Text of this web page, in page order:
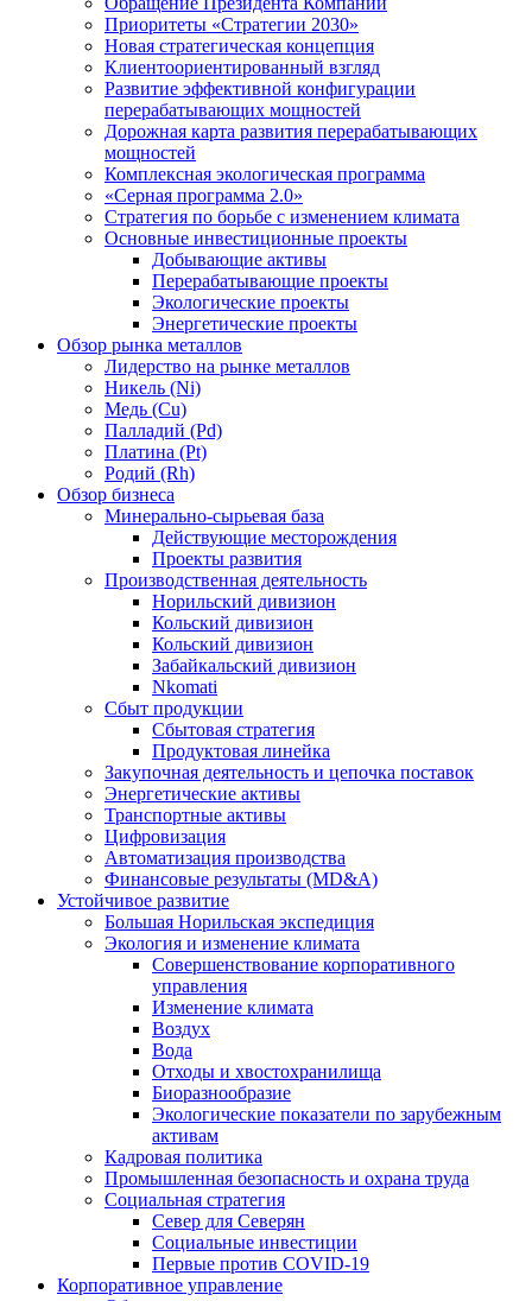
Приоритеты «Стратегии 2030»
Новая стратегическая концепция
Клиентоориентированный взгляд
Развитие эффективной конфигурации
перерабатывающих мощностей
Дорожная карта развития перерабатывающих
мощностей
Комплексная экологическая программа
«Серная программа 2.0»
Стратегия по борьбе с изменением климата
Основные инвестиционные проекты
Добывающие активы
Перерабатывающие проекты
Экологические проекты
Энергетические проекты
Обзор рынка металлов
Лидерство на рынке металлов
Никель (Ni)
Медь (Cu)
Палладий (Pd)
Платина (Pt)
Родий (Rh)
Обзор бизнеса
Минерально-сырьевая база
Действующие месторождения
Проекты развития
Производственная деятельность
Норильский дивизион
Кольский дивизион
Кольский дивизион
Забайкальский дивизион
Nkomati
Сбыт продукции
Сбытовая стратегия
Продуктовая линейка
Закупочная деятельность и цепочка поставок
Энергетические активы
Транспортные активы
Цифровизация
Автоматизация производства
Финансовые результаты (MD&A)
Устойчивое развитие
Большая Норильская экспедиция
Экология и изменение климата
Совершенствование корпоративного
управления
Изменение климата
Воздух
Вода
Отходы и хвостохранилища
Биоразнообразие
Экологические показатели по зарубежным
активам
Кадровая политика
Промышленная безопасность и охрана труда
Социальная стратегия
Север для Северян
Социальные инвестиции
Первые против COVID‑19
Корпоративное управление